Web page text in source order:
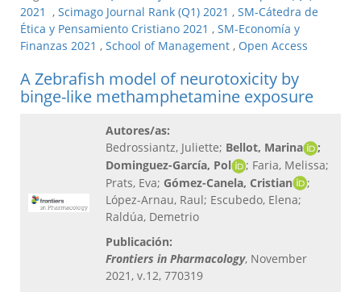
2021 , Scimago Journal Rank (Q1) 2021 , SM-Cátedra de
Ética y Pensamiento Cristiano 2021 , SM-Economía y
Finanzas 2021 , School of Management , Open Access
A Zebrafish model of neurotoxicity by
binge-like methamphetamine exposure
Autores/as:
Bedrossiantz, Juliette; Bellot, Marina
;
Dominguez-García, Pol
; Faria, Melissa;
Prats, Eva; Gómez-Canela, Cristian
;
López-Arnau, Raul; Escubedo, Elena;
Raldúa, Demetrio
Publicación:
Frontiers in Pharmacology, November
2021, v.12, 770319